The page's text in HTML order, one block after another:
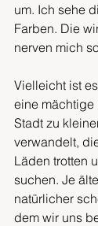
um. Ich sehe
Farben. Die
nerven mich
Vielleicht ist
eine mächtige
Stadt zu
verwandelt,
Läden trotten
suchen. Je
natürlicher
dem wir uns